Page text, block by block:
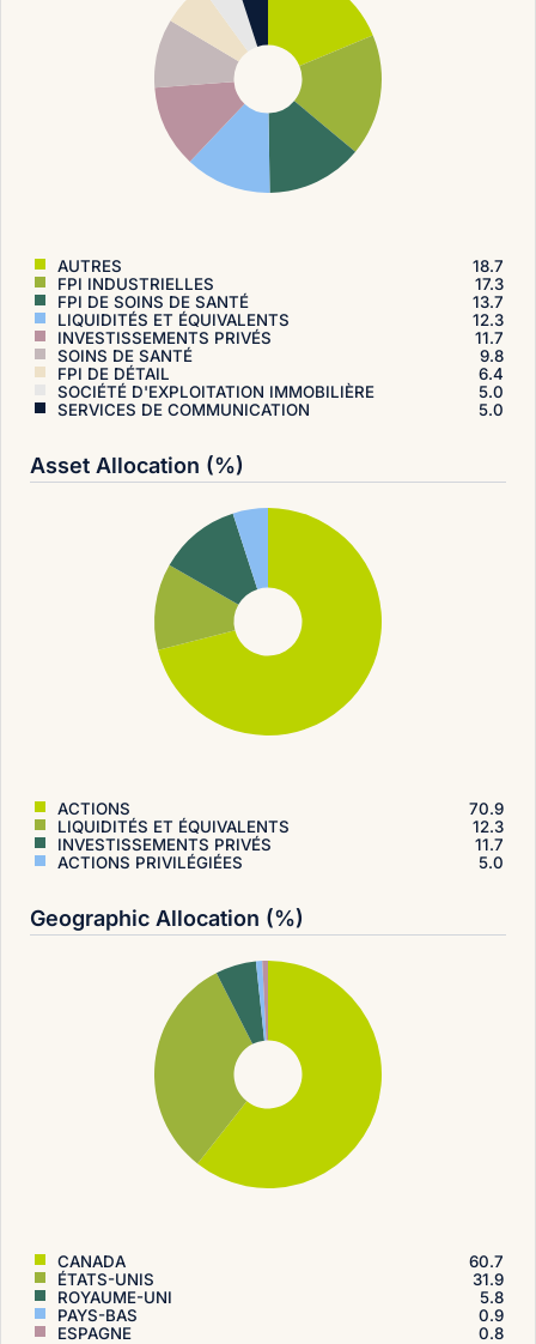
AUTRES
18.7
FPI INDUSTRIELLES
17.3
FPI DE SOINS DE SANTÉ
13.7
LIQUIDITÉS ET ÉQUIVALENTS
12.3
INVESTISSEMENTS PRIVÉS
11.7
SOINS DE SANTÉ
9.8
FPI DE DÉTAIL
6.4
SOCIÉTÉ D'EXPLOITATION IMMOBILIÈRE
5.0
SERVICES DE COMMUNICATION
5.0
Asset Allocation (%)
ACTIONS
70.9
LIQUIDITÉS ET ÉQUIVALENTS
12.3
INVESTISSEMENTS PRIVÉS
11.7
ACTIONS PRIVILÉGIÉES
5.0
Geographic Allocation (%)
CANADA
60.7
ÉTATS-UNIS
31.9
ROYAUME-UNI
5.8
PAYS-BAS
0.9
ESPAGNE
0.8